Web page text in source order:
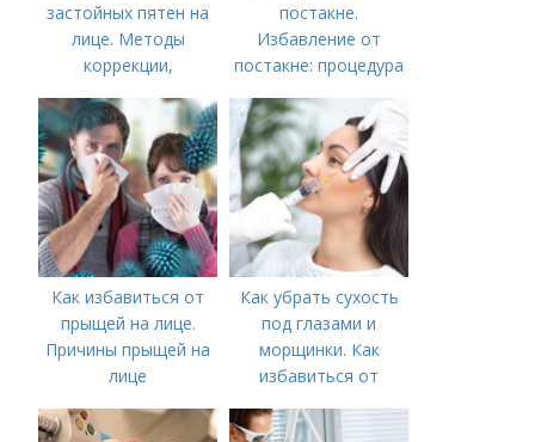
застойных пятен на
лице. Методы
коррекции,
акне и удаления
рубцов и шрамов
постакне
постакне.
Избавление от
постакне: процедура
Как избавиться от
прыщей на лице.
Причины прыщей на
лице
Как убрать сухость
под глазами и
морщинки. Как
избавиться от
косметологические